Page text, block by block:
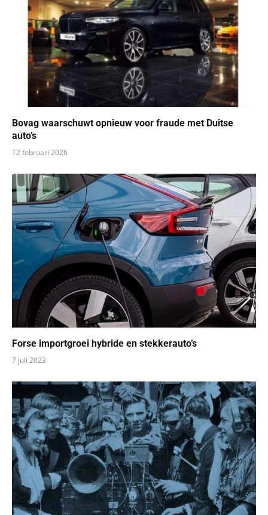
Bovag waarschuwt opnieuw voor fraude met Duitse
auto’s
12 februari 2026
Forse importgroei hybride en stekkerauto’s
7 juli 2023